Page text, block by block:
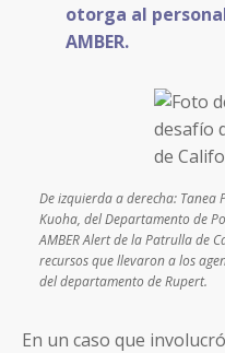
otorga al
AMBER.
De izquierda a derecha: Tanea
Kuoha, del Departamento de
AMBER Alert de la Patrulla de
recursos que llevaron a los
del departamento de Rupert.
En un caso que